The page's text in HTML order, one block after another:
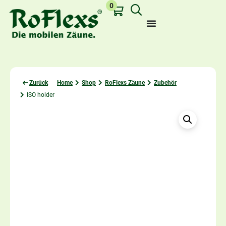
0
Zurück Home Shop RoFlexs Zäune
Zubehör
ISO holder